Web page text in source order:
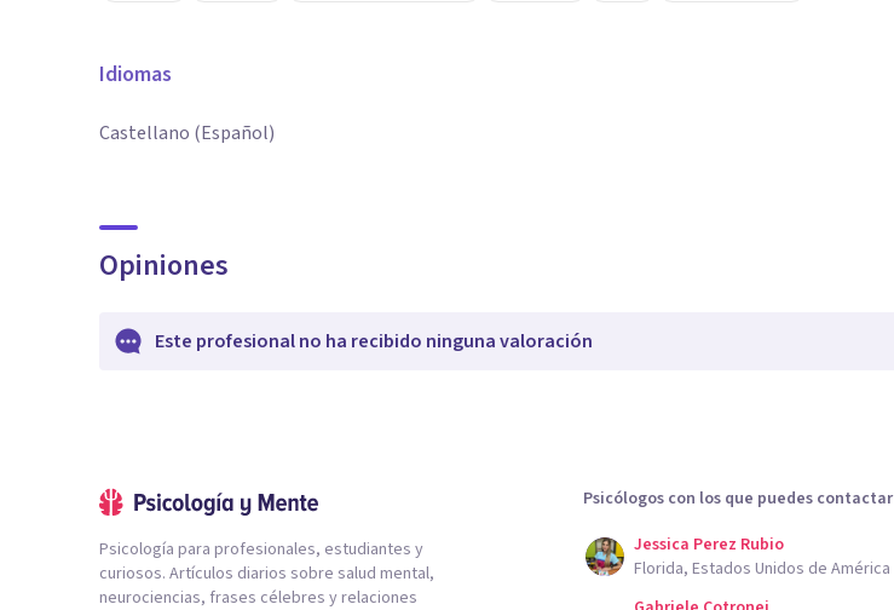
Idiomas
Castellano (Español)
Opiniones
Este profesional no ha recibido ninguna valoración
Psicología para profesionales, estudiantes y
curiosos. Artículos diarios sobre salud mental,
neurociencias, frases célebres y relaciones
Psicólogos con los que puedes contactar
Jessica Perez Rubio
Florida, Estados Unidos de América